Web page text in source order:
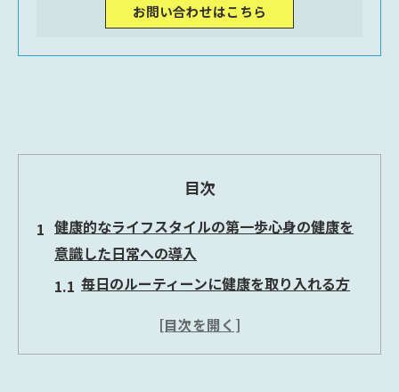
お問い合わせはこちら
目次
健康的なライフスタイルの第一歩心身の健康を
意識した日常への導入
毎日のルーティーンに健康を取り入れる方